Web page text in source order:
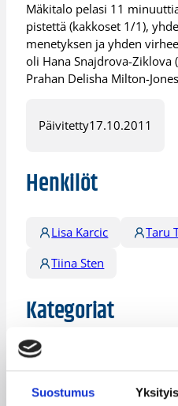
Suostumus
Mäkitalo pelasi 11
pistettä (kakkoset 1/1),
menetyksen ja yhden
oli Hana Snajdrova-Ziklova
Prahan Delisha Milton-
Päivitetty17.10.2011
Henkilöt
Lisa Karcic
Taru
Tiina Sten
Kategoriat